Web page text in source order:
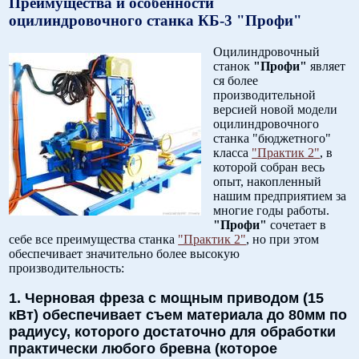
оцилиндровочного станка КБ-3 "Профи"
Оцилиндровочный
станок "Профи" являет
ся более
производительной
версией новой модели
оцилиндровочного
станка "бюджетного"
класса "Практик 2", в
которой собран весь
опыт, накопленный
нашим предприятием за
многие годы работы.
"Профи" сочетает в
себе все преимущества станка "Практик 2", но при этом
обеспечивает значительно более высокую
производительность:
1. Черновая фреза с мощным приводом (15
кВт) обеспечивает съем материала до 80мм по
радиусу, которого достаточно для обработки
практически любого бревна (которое